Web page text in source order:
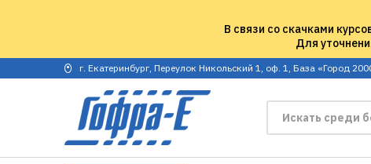
В связи со скачками
Для
г. Екатеринбург, Переулок Никольский 1, оф. 1, База «Город